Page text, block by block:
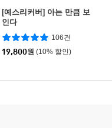
[예스리커버] 아는 만큼 보
인다
106건
19,800원 (10% 할인)